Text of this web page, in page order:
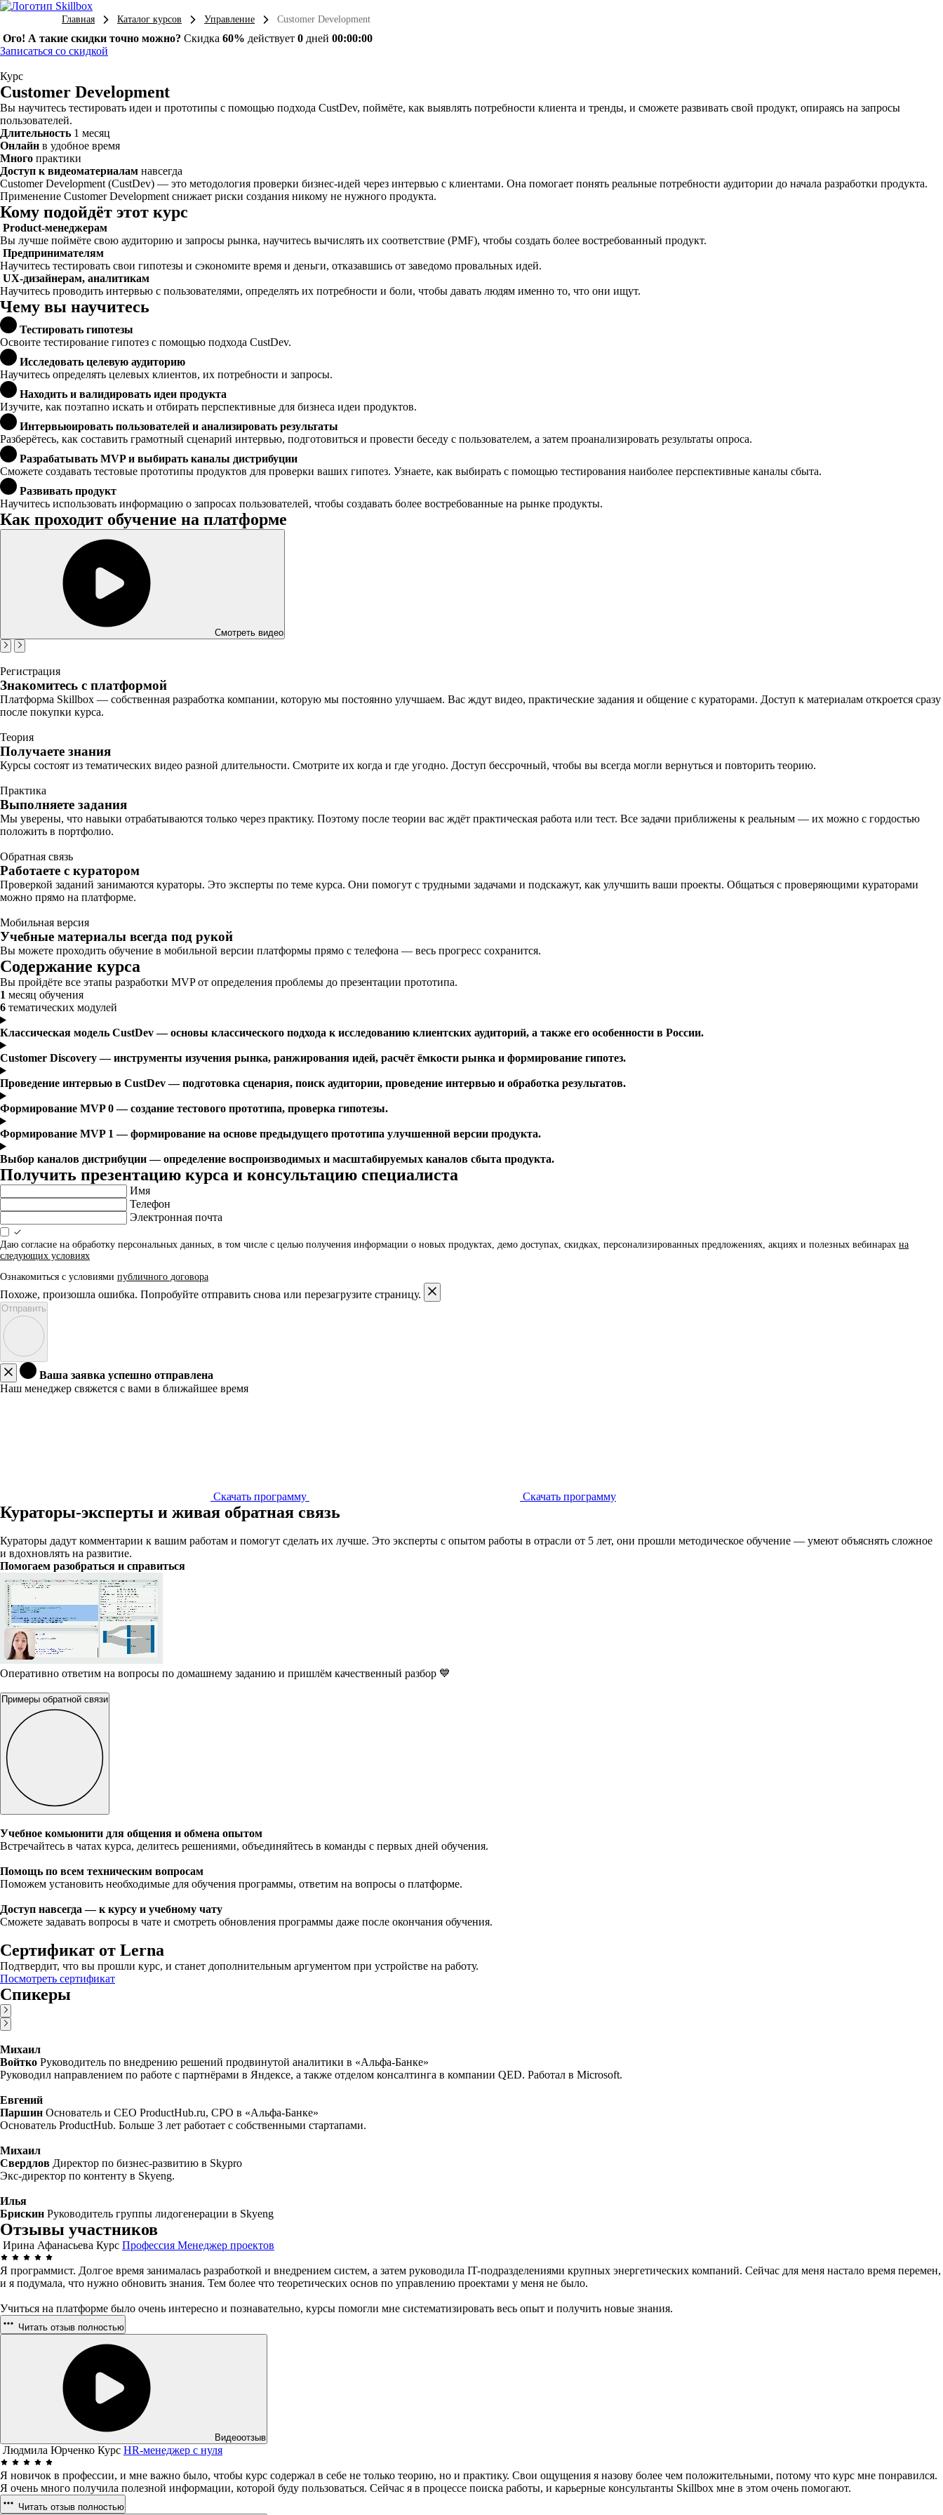
Главная Каталог курсов Управление Customer Development
Ого! А такие скидки точно можно? Скидка 60% действует 0 дней 00:00:00
Записаться со скидкой
Курс
Customer Development
Вы научитесь тестировать идеи и прототипы с помощью подхода CustDev, поймёте, как выявлять потребности клиента и тренды, и сможете развивать свой продукт, опираясь на запросы
пользователей.
Длительность 1 месяц
Онлайн в удобное время
Много практики
Доступ к видеоматериалам навсегда
Customer Development (CustDev) — это методология проверки бизнес-идей через интервью с клиентами. Она помогает понять реальные потребности аудитории до начала разработки продукта.
Применение Customer Development снижает риски создания никому не нужного продукта.
Кому подойдёт этот курс
Product-менеджерам
Вы лучше поймёте свою аудиторию и запросы рынка, научитесь вычислять их соответствие (PMF), чтобы создать более востребованный продукт.
Предпринимателям
Научитесь тестировать свои гипотезы и сэкономите время и деньги, отказавшись от заведомо провальных идей.
UX-дизайнерам, аналитикам
Научитесь проводить интервью с пользователями, определять их потребности и боли, чтобы давать людям именно то, что они ищут.
Чему вы научитесь
Тестировать гипотезы
Освоите тестирование гипотез с помощью подхода CustDev.
Исследовать целевую аудиторию
Научитесь определять целевых клиентов, их потребности и запросы.
Находить и валидировать идеи продукта
Изучите, как поэтапно искать и отбирать перспективные для бизнеса идеи продуктов.
Интервьюировать пользователей и анализировать результаты
Разберётесь, как составить грамотный сценарий интервью, подготовиться и провести беседу с пользователем, а затем проанализировать результаты опроса.
Разрабатывать MVP и выбирать каналы дистрибуции
Сможете создавать тестовые прототипы продуктов для проверки ваших гипотез. Узнаете, как выбирать с помощью тестирования наиболее перспективные каналы сбыта.
Развивать продукт
Научитесь использовать информацию о запросах пользователей, чтобы создавать более востребованные на рынке продукты.
Как проходит обучение на платформе
Смотреть видео
Регистрация
Знакомитесь с платформой
Платформа Skillbox — собственная разработка компании, которую мы постоянно улучшаем. Вас ждут видео, практические задания и общение с кураторами. Доступ к материалам откроется сразу
после покупки курса.
Теория
Получаете знания
Курсы состоят из тематических видео разной длительности. Смотрите их когда и где угодно. Доступ бессрочный, чтобы вы всегда могли вернуться и повторить теорию.
Практика
Выполняете задания
Мы уверены, что навыки отрабатываются только через практику. Поэтому после теории вас ждёт практическая работа или тест. Все задачи приближены к реальным — их можно с гордостью
положить в портфолио.
Обратная связь
Работаете с куратором
Проверкой заданий занимаются кураторы. Это эксперты по теме курса. Они помогут с трудными задачами и подскажут, как улучшить ваши проекты. Общаться с проверяющими кураторами
можно прямо на платформе.
Мобильная версия
Учебные материалы всегда под рукой
Вы можете проходить обучение в мобильной версии платформы прямо с телефона — весь прогресс сохранится.
Содержание курса
Вы пройдёте все этапы разработки MVP от определения проблемы до презентации прототипа.
1 месяц обучения
6 тематических модулей
Классическая модель CustDev — основы классического подхода к исследованию клиентских аудиторий, а также его особенности в России.
Customer Discovery — инструменты изучения рынка, ранжирования идей, расчёт ёмкости рынка и формирование гипотез.
Проведение интервью в CustDev — подготовка сценария, поиск аудитории, проведение интервью и обработка результатов.
Формирование MVP 0 — создание тестового прототипа, проверка гипотезы.
Формирование MVP 1 — формирование на основе предыдущего прототипа улучшенной версии продукта.
Выбор каналов дистрибуции — определение воспроизводимых и масштабируемых каналов сбыта продукта.
Получить презентацию курса и консультацию специалиста
Имя
Телефон
Электронная почта
Даю согласие на обработку персональных данных, в том числе с целью получения информации о новых продуктах, демо доступах, скидках, персонализированных предложениях, акциях и полезных вебинарах на
следующих условиях
Ознакомиться с условиями публичного договора
Похоже, произошла ошибка. Попробуйте отправить снова или перезагрузите страницу.
Отправить
Ваша заявка успешно отправлена
Наш менеджер свяжется с вами в ближайшее время
Скачать программу Скачать программу
Кураторы-эксперты и живая обратная связь
Кураторы дадут комментарии к вашим работам и помогут сделать их лучше. Это эксперты с опытом работы в отрасли от 5 лет, они прошли методическое обучение — умеют объяснять сложное
и вдохновлять на развитие.
Помогаем разобраться и справиться
Оперативно ответим на вопросы по домашнему заданию и пришлём качественный разбор 💙
Примеры обратной связи
Учебное комьюнити для общения и обмена опытом
Встречайтесь в чатах курса, делитесь решениями, объединяйтесь в команды с первых дней обучения.
Помощь по всем техническим вопросам
Поможем установить необходимые для обучения программы, ответим на вопросы о платформе.
Доступ навсегда — к курсу и учебному чату
Сможете задавать вопросы в чате и смотреть обновления программы даже после окончания обучения.
Сертификат от Lerna
Подтвердит, что вы прошли курс, и станет дополнительным аргументом при устройстве на работу.
Посмотреть сертификат
Спикеры
Михаил
Войтко Руководитель по внедрению решений продвинутой аналитики в «Альфа-Банке»
Руководил направлением по работе с партнёрами в Яндексе, а также отделом консалтинга в компании QED. Работал в Microsoft.
Евгений
Паршин Основатель и CEO ProductHub.ru, CPO в «Альфа-Банке»
Основатель ProductHub. Больше 3 лет работает с собственными стартапами.
Михаил
Свердлов Директор по бизнес-развитию в Skypro
Экс-директор по контенту в Skyeng.
Илья
Брискин Руководитель группы лидогенерации в Skyeng
Отзывы участников
Ирина Афанасьева Курс Профессия Менеджер проектов
Я программист. Долгое время занималась разработкой и внедрением систем, а затем руководила IT-подразделениями крупных энергетических компаний. Сейчас для меня настало время перемен,
и я подумала, что нужно обновить знания. Тем более что теоретических основ по управлению проектами у меня не было.
Учиться на платформе было очень интересно и познавательно, курсы помогли мне систематизировать весь опыт и получить новые знания.
Читать отзыв полностью
Видеоотзыв
Людмила Юрченко Курс HR-менеджер с нуля
Я новичок в профессии, и мне важно было, чтобы курс содержал в себе не только теорию, но и практику. Свои ощущения я назову более чем положительными, потому что курс мне понравился.
Я очень много получила полезной информации, которой буду пользоваться. Сейчас я в процессе поиска работы, и карьерные консультанты Skillbox мне в этом очень помогают.
Читать отзыв полностью